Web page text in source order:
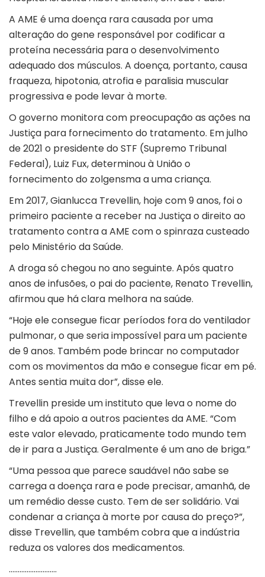
A AME é uma doença rara causada por uma
alteração do gene responsável por codificar a
proteína necessária para o desenvolvimento
adequado dos músculos. A doença, portanto, causa
fraqueza, hipotonia, atrofia e paralisia muscular
progressiva e pode levar à morte.
O governo monitora com preocupação as ações na
Justiça para fornecimento do tratamento. Em julho
de 2021 o presidente do STF (Supremo Tribunal
Federal), Luiz Fux, determinou à União o
fornecimento do zolgensma a uma criança.
Em 2017, Gianlucca Trevellin, hoje com 9 anos, foi o
primeiro paciente a receber na Justiça o direito ao
tratamento contra a AME com o spinraza custeado
pelo Ministério da Saúde.
A droga só chegou no ano seguinte. Após quatro
anos de infusões, o pai do paciente, Renato Trevellin,
afirmou que há clara melhora na saúde.
“Hoje ele consegue ficar períodos fora do ventilador
pulmonar, o que seria impossível para um paciente
de 9 anos. Também pode brincar no computador
com os movimentos da mão e consegue ficar em pé.
Antes sentia muita dor”, disse ele.
Trevellin preside um instituto que leva o nome do
filho e dá apoio a outros pacientes da AME. “Com
este valor elevado, praticamente todo mundo tem
de ir para a Justiça. Geralmente é um ano de briga.”
“Uma pessoa que parece saudável não sabe se
carrega a doença rara e pode precisar, amanhã, de
um remédio desse custo. Tem de ser solidário. Vai
condenar a criança à morte por causa do preço?”,
disse Trevellin, que também cobra que a indústria
reduza os valores dos medicamentos.
………………………